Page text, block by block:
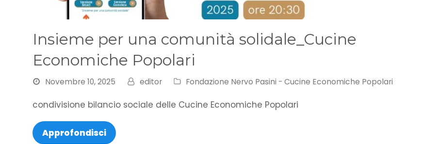
Insieme per una comunità solidale_Cucine
Economiche Popolari
Novembre 10, 2025 editor Fondazione Nervo Pasini - Cucine Economiche Popolari
condivisione bilancio sociale delle Cucine Economiche Popolari
Approfondisci